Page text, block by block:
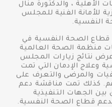
، والدكتورة منال
للأمانة الفنية للمجلس
النفسية.
الصحة النفسية في
منظمة الصحة العالمية
نتائج زيارات المجلس
وعلاج الإدمان التي تمت
والمرضى والتعرف على
كذلك تمت مناقشة دعم
بين الجهات التنفيذية
قطاع الصحة النفسية.